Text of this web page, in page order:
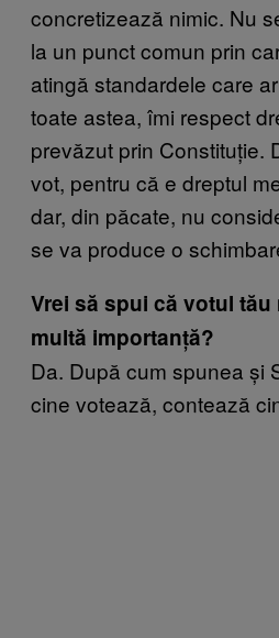
concretizează nimic. Nu
la un punct comun prin
atingă standardele care
toate astea, îmi respect
prevăzut prin Constituție.
vot, pentru că e dreptul
dar, din păcate, nu
se va produce o
Vrei să spui că votul tău
multă importanță?
Da. După cum spunea și
cine votează, contează